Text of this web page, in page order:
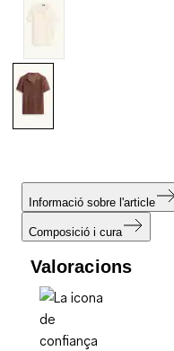
Informació sobre l'article
Composició i cura
Valoracions